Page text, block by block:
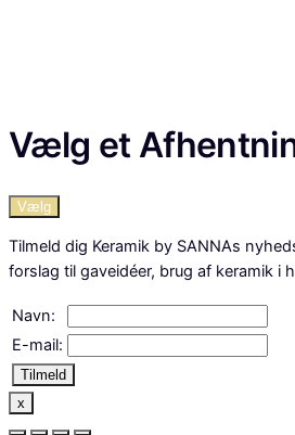
Vælg et
Vælg
Tilmeld dig Keramik by SANNAs
forslag til gaveidéer, brug af keramik i
Navn:
E-mail:
Tilmeld
x